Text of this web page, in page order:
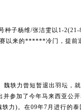
种子杨维/张洁雯以1-
以来的******冷门，提前
魏轶力曾短暂退出羽坛，
参加了今年马来西亚公
力)。在09年7月进行的